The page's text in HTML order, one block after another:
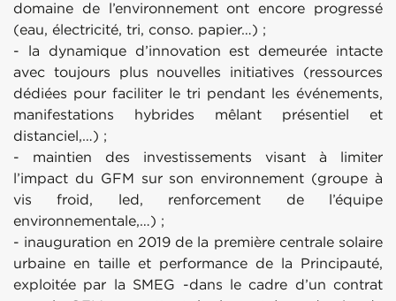
domaine de l’environnement ont encore progressé
(eau, électricité, tri, conso. papier…) ;
- la dynamique d’innovation est demeurée intacte
avec toujours plus nouvelles initiatives (ressources
dédiées pour faciliter le tri pendant les événements,
manifestations hybrides mêlant présentiel et
distanciel,…) ;
- maintien des investissements visant à limiter
l’impact du GFM sur son environnement (groupe à
vis froid, led, renforcement de l’équipe
environnementale,…) ;
- inauguration en 2019 de la première centrale solaire
urbaine en taille et performance de la Principauté,
exploitée par la SMEG -dans le cadre d’un contrat